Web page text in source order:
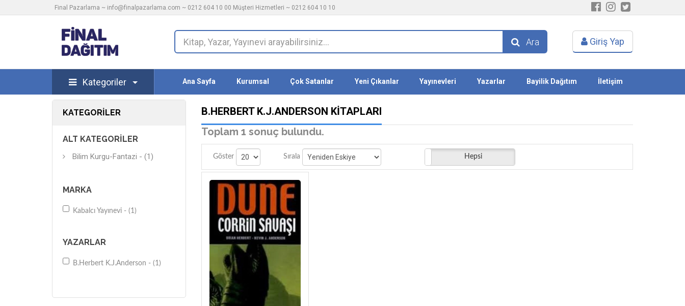
Final Pazarlama ~ info@finalpazarlama.com ~ 0212 604 10 00 Müşteri Hizmetleri ~ 0212 604 10 10
Ara Giriş Yap
Kategoriler Ana Sayfa Kurumsal Çok Satanlar Yeni Çıkanlar Yayınevleri Yazarlar Bayilik Dağıtım İletişim
KATEGORILER
ALT KATEGORILER
Bilim Kurgu-Fantazi - (1)
MARKA
Kabalcı Yayınevi - (1)
YAZARLAR
B.Herbert K.J.Anderson - (1)
B.HERBERT K.J.ANDERSON KITAPLARI
Toplam 1 sonuç bulundu.
Göster Sırala Stoktakiler Hepsi